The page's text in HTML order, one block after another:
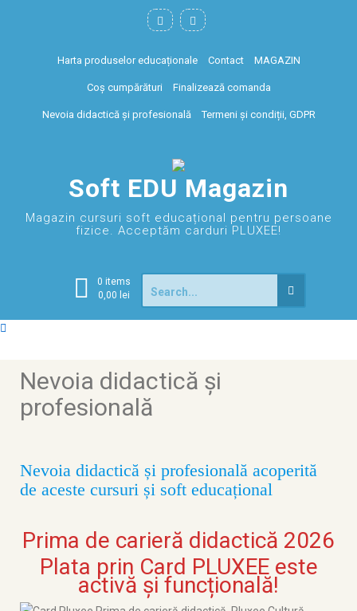
Harta produselor educaționale Contact MAGAZIN
Coș cumpărături Finalizează comanda
Nevoia didactică și profesională Termeni și condiții, GDPR
Soft EDU Magazin
Magazin cursuri soft educațional pentru persoane
fizice. Acceptăm carduri PLUXEE!
0 items
0,00 lei
Nevoia didactică și
profesională
Nevoia didactică și profesională acoperită
de aceste cursuri și soft educațional
Prima de carieră didactică 2026
Plata prin Card PLUXEE este
activă și funcțională!